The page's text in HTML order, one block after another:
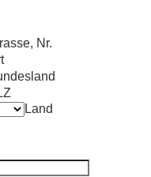
Nr.
Land